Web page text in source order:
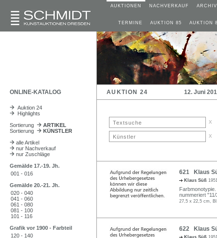
AUKTIONEN NACHVERKAUF ARCHIV
TERMINE AUKTION 85 AUKTION
ONLINE-KATALOG AUKTION 24 12. Juni
Auktion 24
Highlights
Sortierung
ARTIKEL
Sortierung
KÜNSTLER
alle Artikel
nur Nachverkauf
nur Zuschläge
Gemälde 17.-19. Jh.
001 - 016
Gemälde 20.-21. Jh.
020 - 040
041 - 060
061 - 080
081 - 100
101 - 116
Grafik vor 1900 - Farbteil
120 - 140
x
x
621 Klaus
Klaus Süß
nummeriert
27,5 x 22,5 cm,
622 Klaus
Klaus Süß